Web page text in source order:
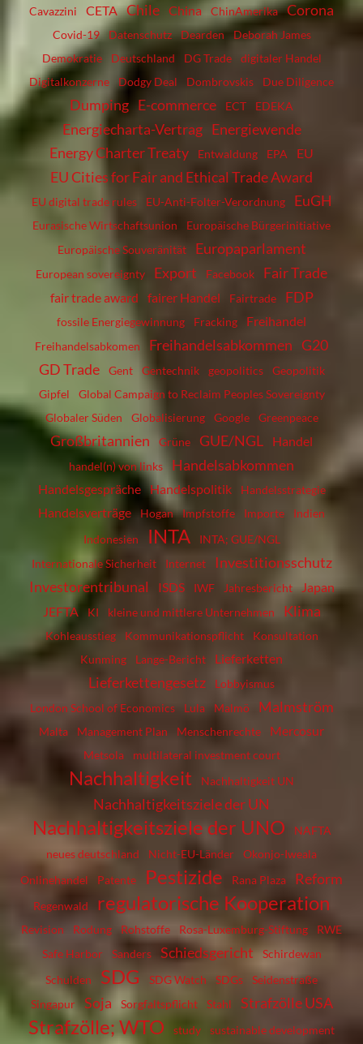
Cavazzini
CETA Chile China ChinAmerika Corona
Covid-19 Datenschutz Dearden
Deborah James
Demokratie
Deutschland DG Trade
digitaler Handel
Digitalkonzerne
Dodgy Deal Dombrovskis Due Diligence
Dumping E-commerce ECT EDEKA
Energiecharta-Vertrag Energiewende
Energy Charter Treaty
Entwaldung EPA EU
EU Cities for Fair and Ethical Trade Award
EU digital trade rules EU-Anti-Folter-Verordnung EuGH
Eurasische Wirtschaftsunion
Europäische Bürgerinitiative
Europäische Souveränität
Europaparlament
European sovereignty Export Facebook Fair Trade
fair trade award fairer Handel Fairtrade FDP
fossile Energiegewinnung Fracking Freihandel
Freihandelsabkomen Freihandelsabkommen G20
GD Trade
Gent Gentechnik geopolitics
Geopolitik
Gipfel
Global Campaign to Reclaim Peoples Sovereignty
Globaler Süden
Globalisierung Google Greenpeace
Großbritannien Grüne GUE/NGL Handel
handel(n) von links Handelsabkommen
Handelsgespräche Handelspolitik Handelsstrategie
Handelsverträge Hogan Impfstoffe Importe
Indien
Indonesien
INTA
INTA; GUE/NGL
Internationale Sicherheit
Internet
Investitionsschutz
Investorentribunal
ISDS IWF Jahresbericht
Japan
JEFTA
KI kleine und mittlere Unternehmen Klima
Kohleausstieg Kommunikationspflicht
Konsultation
Kunming
Lange-Bericht Lieferketten
Lieferkettengesetz
Lobbyismus
London School of Economics
Lula Malmö Malmström
Malta Management Plan Menschenrechte Mercosur
Metsola multilateral investment court
Nachhaltigkeit Nachhaltigkeit UN
Nachhaltigkeitsziele der UN
Nachhaltigkeitsziele der UNO
NAFTA
neues deutschland
Nicht-EU-Länder
Okonjo-Iweala
Onlinehandel
Patente Pestizide Rana Plaza Reform
Regenwald regulatorische Kooperation
Revision Rodung Rohstoffe Rosa-Luxemburg-Stiftung
RWE
Safe Harbor
Sanders Schiedsgericht
Schirdewan
Schulden
SDG SDG Watch SDGs
Seidenstraße
Singapur
Soja Sorgfaltspflicht Stahl Strafzölle USA
Strafzölle; WTO study
sustainable development